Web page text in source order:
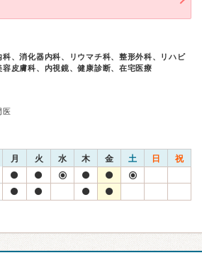
、消化器内科、リウマチ科、整形外科、リハビ
皮膚科、内視鏡、健康診断、在宅医療
医
月 火 水 木 金 土 日 祝